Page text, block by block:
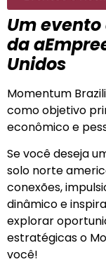
Um
da
Unidos
Momentum
como objetivo
econômico e
Se você deseja
solo norte
conexões,
dinâmico e
explorar
estratégicas o
você!